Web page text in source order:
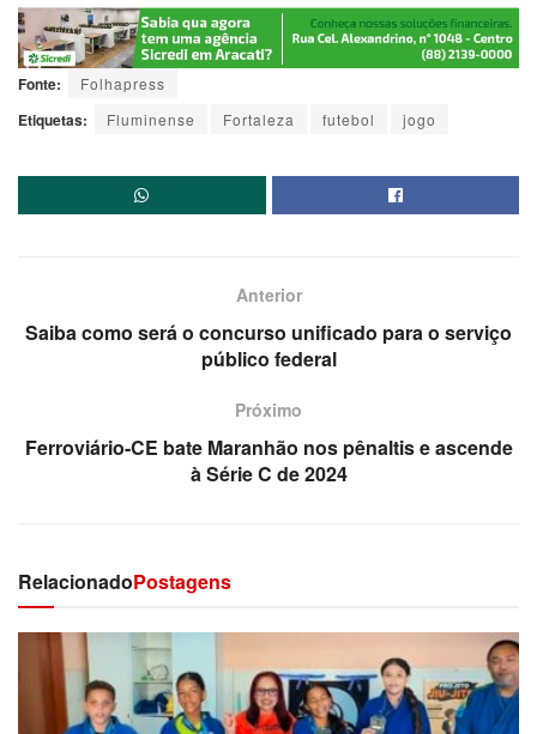
Fonte: Folhapress
Etiquetas: Fluminense Fortaleza futebol jogo
Anterior
Saiba como será o concurso unificado para o serviço
público federal
Próximo
Ferroviário-CE bate Maranhão nos pênaltis e ascende
à Série C de 2024
RelacionadoPostagens